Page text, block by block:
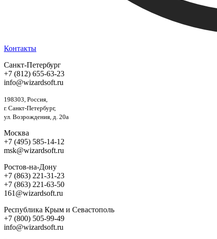
Контакты
Санкт-Петербург
+7 (812) 655-63-23
info@wizardsoft.ru
198303, Россия,
г. Санкт-Петербург,
ул. Возрождения, д. 20а
Москва
+7 (495) 585-14-12
msk@wizardsoft.ru
Ростов-на-Дону
+7 (863) 221-31-23
+7 (863) 221-63-50
161@wizardsoft.ru
Республика Крым и Севастополь
+7 (800) 505-99-49
info@wizardsoft.ru